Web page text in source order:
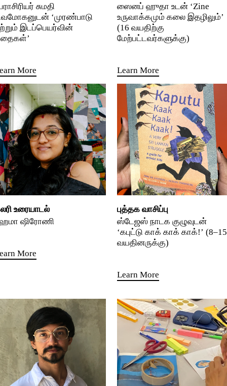
சுமதி
‘முரண்பாடு
இடப்பெயர்வின்
More
ஸைனப் ஹுதா உடன் ‘Zine
உருவாக்கமும் கலை இதழிலும்’
(16 வயதிற்கு
மேற்பட்டவர்களுக்கு)
Learn More
உரையாடல்
ஷிரோணி
More
புத்தக வாசிப்பு
ஸ்டேஜஸ் நாடக குழுவுடன்
‘கபுட்டு காக் காக் காக்!’ (8–15
வயதினருக்கு)
Learn More